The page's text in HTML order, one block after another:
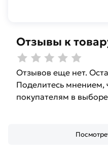
Отзывы к
Отзывов еще нет.
Поделитесь мнением,
покупателям в